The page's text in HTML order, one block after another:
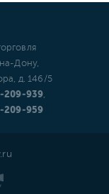
Дону,
д. 146/5
209-939,
209-959